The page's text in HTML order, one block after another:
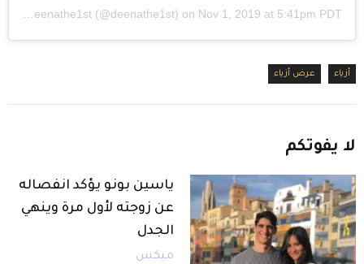
Deenathe1st (@deenathe1st) on Nov 1, 2019 at 5:41pm PDT
أزياء عرض أزياء
لا يفوتكم
ياسين بونو يؤكد انفصاله
عن زوجته لأول مرة وينهي
الجدل
ميكس